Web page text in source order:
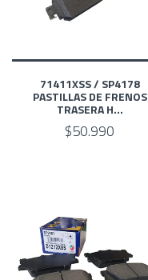
71411XSS / SP4178
PASTILLAS DE FRENOS
TRASERA H...
$50.990